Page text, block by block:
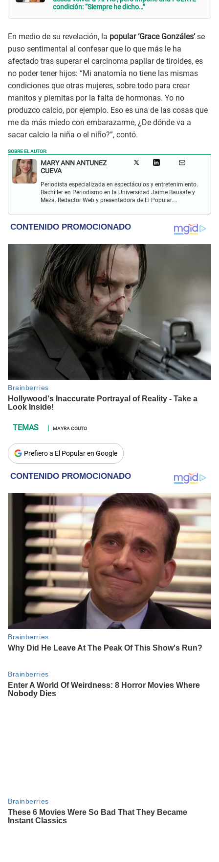
condición: “Siempre he dicho…”
En medio de su revelación, la popular ‘Grace Gonzáles’se
puso sentimental al confesar que lo que más le ha
afectado tras superar el carcinoma papilar de tiroides, es
no poder tener hijos: “Mi anatomía no tiene las mismas
condiciones que otras mujeres, sobre todo para crear
manitos y piernitas por la falta de hormonas. Yo no
produzco calcio, por ejemplo. Eso es una de las cosas que
me da más miedo con embarazarme, ¿De dónde va a
sacar calcio la niña o el niño?”, contó.
SOBRE EL AUTOR:
MARY ANN ANTUNEZ
CUEVA
Periodista especializada en espectáculos y entretenimiento.
Bachiller en Periodismo en la Universidad Jaime Bausate y
Meza. Redactor Web y presentadora de El Popular.
y espectáculos internacional.
MAYRA COUTO
Prefiero a El Popular en Google